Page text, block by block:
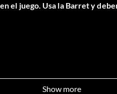
el juego. Usa la Barret y
Show more